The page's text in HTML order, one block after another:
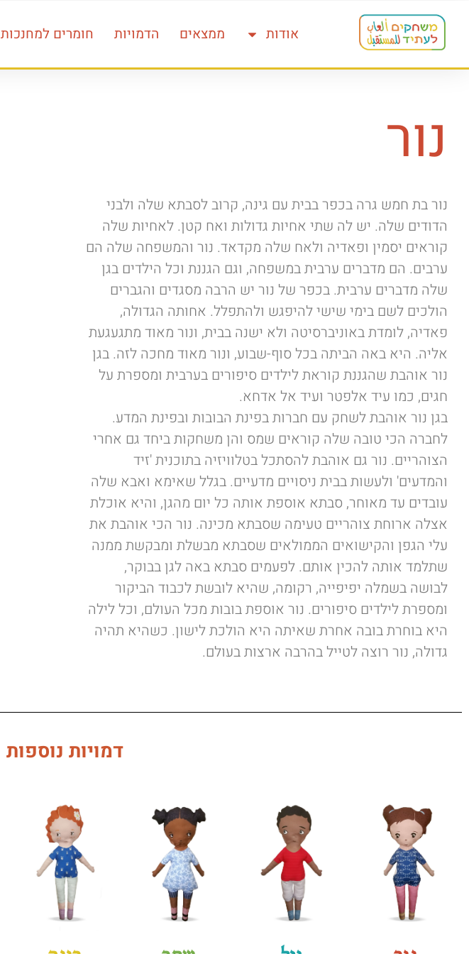
אודות ממצאים הדמויות חומרים למחנכות
נור
נור בת חמש גרה בכפר בבית עם גינה, קרוב לסבתא שלה ולבני
הדודים שלה. יש לה שתי אחיות גדולות ואח קטן. לאחיות שלה
קוראים יסמין ופאדיה ולאח שלה מקדאד. נור והמשפחה שלה הם
ערבים. הם מדברים ערבית במשפחה, וגם הגננת וכל הילדים בגן
שלה מדברים ערבית. בכפר של נור יש הרבה מסגדים והגברים
הולכים לשם בימי שישי להיפגש ולהתפלל. אחותה הגדולה,
פאדיה, לומדת באוניברסיטה ולא ישנה בבית, ונור מאוד מתגעגעת
אליה. היא באה הביתה בכל סוף-שבוע, ונור מאוד מחכה לזה. בגן
נור אוהבת שהגננת קוראת לילדים סיפורים בערבית ומספרת על
חגים, כמו עיד אלפטר ועיד אל אדחא.
בגן נור אוהבת לשחק עם חברות בפינת הבובות ובפינת המדע.
לחברה הכי טובה שלה קוראים שמס והן משחקות ביחד גם אחרי
הצוהריים. נור גם אוהבת להסתכל בטלוויזיה בתוכנית 'זיד
והמדעים' ולעשות בבית ניסויים מדעיים. בגלל שאימא ואבא שלה
עובדים עד מאוחר, סבתא אוספת אותה כל יום מהגן, והיא אוכלת
אצלה ארוחת צוהריים טעימה שסבתא מכינה. נור הכי אוהבת את
עלי הגפן והקישואים הממולאים שסבתא מבשלת ומבקשת ממנה
שתלמד אותה להכין אותם. לפעמים סבתא באה לגן בבוקר,
לבושה בשמלה יפיפייה, רקומה, שהיא לובשת לכבוד הביקור
ומספרת לילדים סיפורים. נור אוספת בובות מכל העולם, וכל לילה
היא בוחרת בובה אחרת שאיתה היא הולכת לישון. כשהיא תהיה
גדולה, נור רוצה לטייל בהרבה ארצות בעולם.
דמויות נוספות